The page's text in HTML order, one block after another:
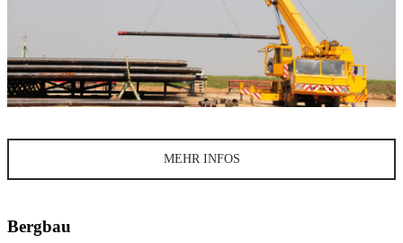
MEHR INFOS
Bergbau